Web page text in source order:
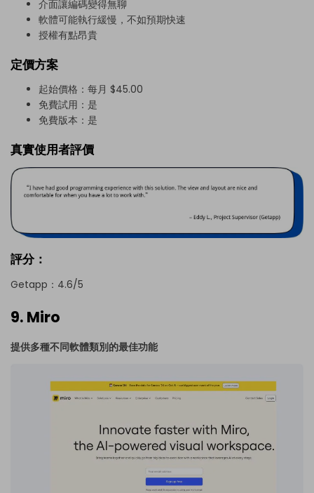
介面讓編碼變得無聊
軟體可能執行緩慢，不如預期快速
授權有點昂貴
定價方案
起始價格：每月 $45.00
免費試用：是
免費版本：是
真實使用者評價
評分：
Getapp：4.6/5
9. Miro
提供多種不同軟體類別的最佳功能